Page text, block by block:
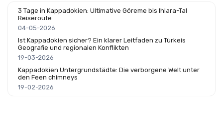
3 Tage in Kappadokien: Ultimative Göreme bis Ihlara-Tal
Reiseroute
04-05-2026
Ist Kappadokien sicher? Ein klarer Leitfaden zu Türkeis
Geografie und regionalen Konflikten
19-03-2026
Kappadokien Untergrundstädte: Die verborgene Welt unter
den Feen chimneys
19-02-2026